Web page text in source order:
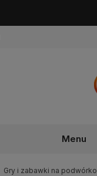
Menu
Gry i zabawki na podwórko